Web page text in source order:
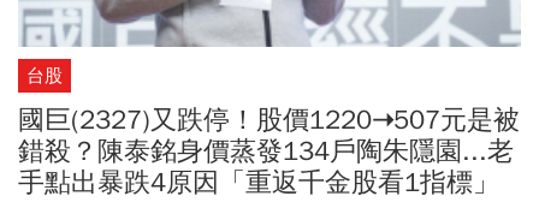
台股
國巨(2327)又跌停！股價1220➝507元是被
錯殺？陳泰銘身價蒸發134戶陶朱隱園...老
手點出暴跌4原因「重返千金股看1指標」